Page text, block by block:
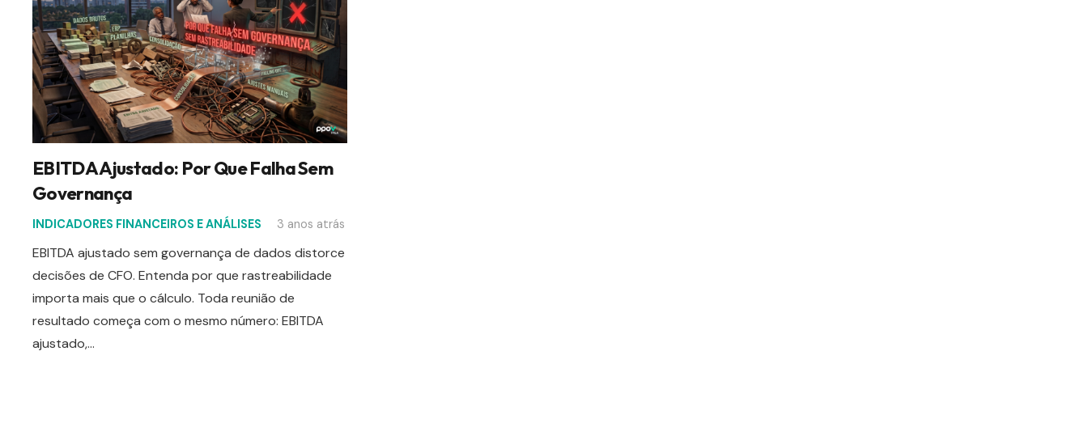
EBITDA Ajustado: Por Que Falha Sem
Governança
INDICADORES FINANCEIROS E ANÁLISES 3 anos atrás
EBITDA ajustado sem governança de dados distorce
decisões de CFO. Entenda por que rastreabilidade
importa mais que o cálculo. Toda reunião de
resultado começa com o mesmo número: EBITDA
ajustado,…